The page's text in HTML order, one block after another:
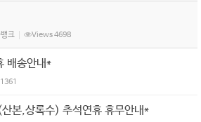
크 Views4698
배송안내*
1361
본,상록수) 추석연휴 휴무안내*